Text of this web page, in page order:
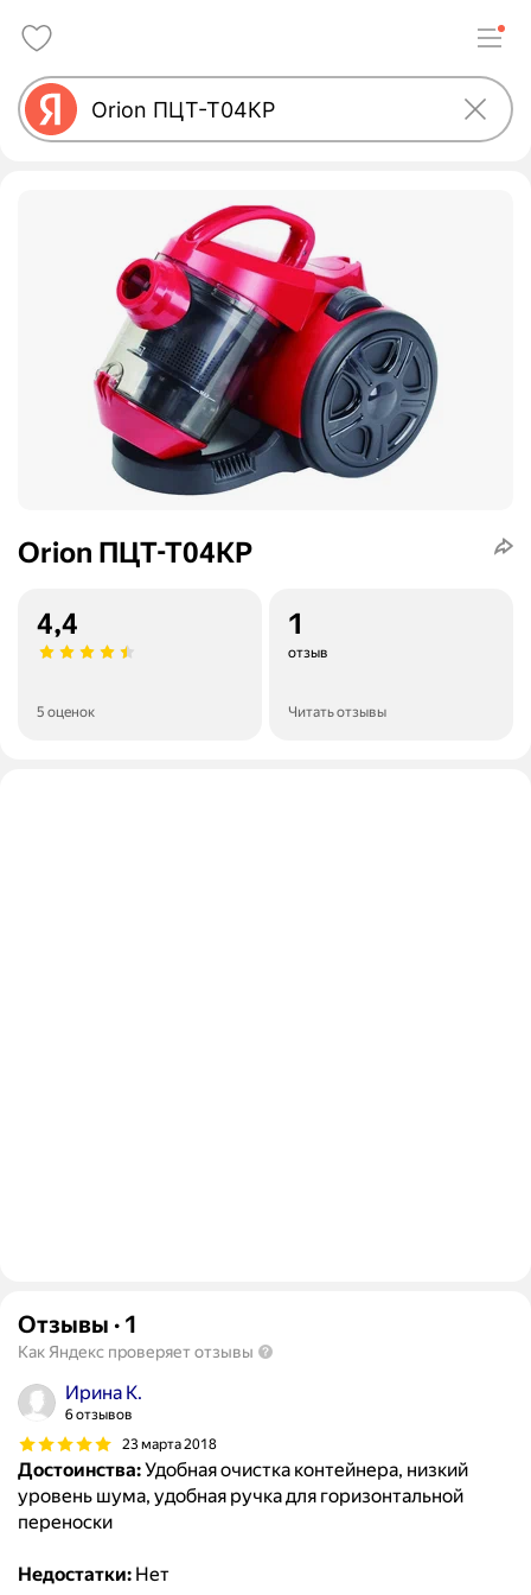
Orion ПЦТ-Т04КР
4,4
5 оценок
1
отзыв
Читать отзывы
Отзывы · 1
Как Яндекс проверяет отзывы
Ирина К.
6 отзывов
23 марта 2018
Достоинства:Удобная очистка контейнера, низкий
уровень шума, удобная ручка для горизонтальной
переноски
Недостатки: Нет